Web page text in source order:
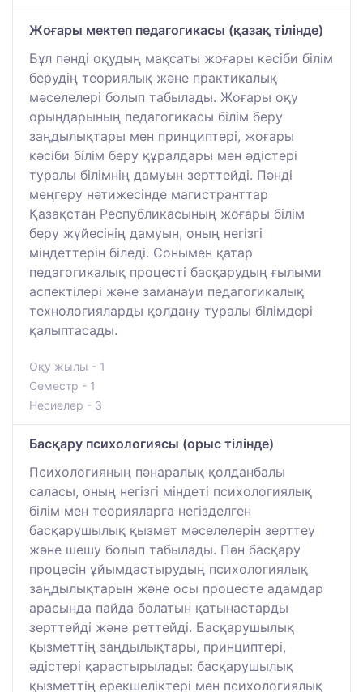
Жоғары мектеп педагогикасы (қазақ тілінде)
Бұл пәнді оқудың мақсаты жоғары кәсіби білім
берудің теориялық және практикалық
мәселелері болып табылады. Жоғары оқу
орындарының педагогикасы білім беру
заңдылықтары мен принциптері, жоғары
кәсіби білім беру құралдары мен әдістері
туралы білімнің дамуын зерттейді. Пәнді
меңгеру нәтижесінде магистранттар
Қазақстан Республикасының жоғары білім
беру жүйесінің дамуын, оның негізгі
міндеттерін біледі. Сонымен қатар
педагогикалық процесті басқарудың ғылыми
аспектілері және заманауи педагогикалық
технологияларды қолдану туралы білімдері
қалыптасады.
Оқу жылы - 1
Семестр - 1
Несиелер - 3
Басқару психологиясы (орыс тілінде)
Психологияның пәнаралық қолданбалы
саласы, оның негізгі міндеті психологиялық
білім мен теорияларға негізделген
басқарушылық қызмет мәселелерін зерттеу
және шешу болып табылады. Пән басқару
процесін ұйымдастырудың психологиялық
заңдылықтарын және осы процесте адамдар
арасында пайда болатын қатынастарды
зерттейді және реттейді. Басқарушылық
қызметтің заңдылықтары, принциптері,
әдістері қарастырылады: басқарушылық
қызметтің ерекшеліктері мен психологиялық